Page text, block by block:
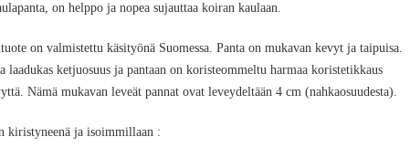
on helppo ja nopea sujauttaa koiran kaulaan.
on valmistettu käsityönä Suomessa. Panta on mukavan kevyt ja taipuisa.
laadukas ketjuosuus ja pantaan on koristeommeltu harmaa koristetikkaus
Nämä mukavan leveät pannat ovat leveydeltään 4 cm (nahkaosuudesta).
kiristyneenä ja isoimmillaan :